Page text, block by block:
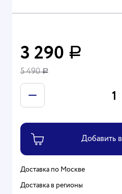
3 290 Р
5 490Р
Доставка по Москве
Доставка в регионы